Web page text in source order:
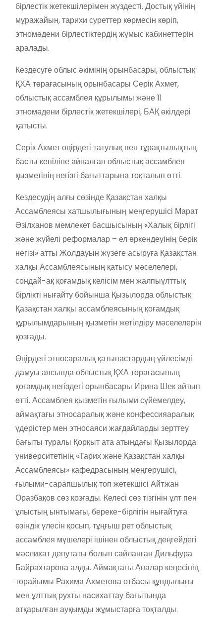
бірлестік жетекшілерімен жүздесті. Достық үйінің
мұражайын, тарихи суреттер көрмесін көріп,
этномәдени бірлестіктердің жұмыс кабинеттерін
аралады.
Кездесуге облыс әкімінің орынбасары, облыстық
ҚХА төрағасының орынбасары Серік Ахмет,
облыстық ассамблея құрылымы және 11
этномәдени бірлестік жетекшілері, БАҚ өкілдері
қатысты.
Серік Ахмет өңірдегі татулық пен тұрақтылықтың
басты кепіліне айналған облыстық ассамблея
қызметінің негізгі бағыттарына тоқталып өтті.
Кездесудің алғы сөзінде Қазақстан халқы
Ассамблеясы хатшылығының меңгерушісі Марат
Әзілханов мемлекет басшысының «Халық бірлігі
және жүйелі реформалар – ел өркендеуінің берік
негізі» атты Жолдауын жүзеге асыруға Қазақстан
халқы Ассамблеясының қатысу мәселелері,
сондай-ақ қоғамдық келісім мен жалпыұлттық
бірлікті нығайту бойынша Қызылорда облыстық
Қазақстан халқы ассамблеясының қоғамдық
құрылымдарының қызметін жетілдіру мәселелерін
қозғады.
Өңірдегі этносаралық қатынастардың үйлесімді
дамуы аясында облыстық ҚХА төрағасының
қоғамдық негіздегі орынбасары Ирина Шек айтып
өтті. Ассамблея қызметін ғылыми сүйемелдеу,
аймақтағы этносаралық және конфессияаралық
үдерістер мен этносаяси жағдайларды зерттеу
бағыты туралы Қорқыт ата атындағы Қызылорда
университетінің «Тарих және Қазақстан халқы
Ассамблеясы» кафедрасының меңгерушісі,
ғылыми-сарапшылық топ жетекшісі Айтжан
Оразбақов сөз қозғады. Келесі сөз тізгінін ұлт пен
ұлыстың ынтымағы, береке-бірлігін нығайтуға
өзіндік үлесін қосып, тұңғыш рет облыстық
ассамблея мүшелері ішінен облыстық деңгейдегі
мәслихат депутаты болып сайланған Дильфура
Байрахтарова алды. Аймақтағы Аналар кеңесінің
төрайымы Рахима Ахметова отбасы құндылығы
мен ұлттық рухты насихаттау бағытында
атқарылған ауқымды жұмыстарға тоқталды.